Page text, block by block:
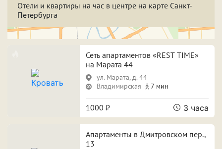
Поспать и отдохнуть
Для новобрачных
Фотосессия
Отели и квартиры на час в центре на карте Санкт-
Петербурга
Сеть апартаментов «REST TIME»
на Марата 44
ул. Марата, д. 44
Владимирская
7 мин
1000 ₽ 3 часа
Апартаменты в Дмитровском пер.,
13